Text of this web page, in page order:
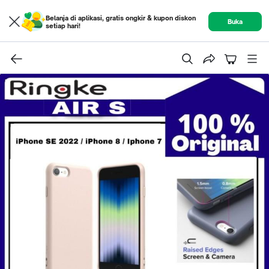
Belanja di aplikasi, gratis ongkir & kupon diskon
setiap hari!
Buka